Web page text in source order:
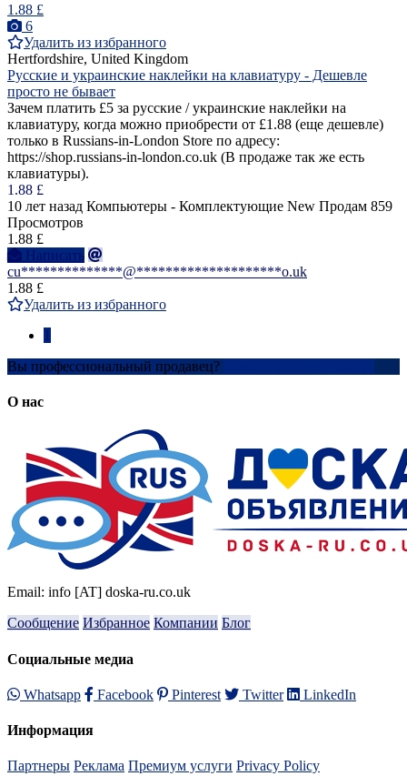
1.88 £
6
Удалить из избранного
Hertfordshire, United Kingdom
Русские и украинские наклейки на клавиатуру - Дешевле
просто не бывает
Зачем платить £5 за русские / украинские наклейки на
клавиатуру, когда можно приобрести от £1.88 (еще дешевле)
только в Russians-in-London Store по адресу:
https://shop.russians-in-london.co.uk (В продаже так же есть
клавиатуры).
1.88 £
10 лет назад Компьютеры - Комплектующие New Продам 859
Просмотров
1.88 £
Написать
cu**************@********************o.uk
1.88 £
Удалить из избранного
Вы профессиональный продавец?
О нас
Email: info [AT] doska-ru.co.uk
Сообщение Избранное Компании Блог
Социальные медиа
Whatsapp Facebook Pinterest Twitter LinkedIn
Информация
Партнеры Реклама Премиум услуги Privacy Policy